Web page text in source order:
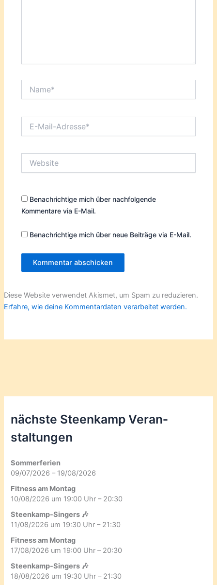
Mail-
Benachrichtige mich über nachfolgende
Kommentare via E-Mail.
Benachrichtige mich über neue Beiträge via E-Mail.
Diese Website verwendet Akismet, um Spam zu reduzieren.
Erfahre, wie deine Kommentardaten verarbeitet werden.
nächste Steenkamp Veran­
staltungen
Sommerferien
09/07/2026 – 19/08/2026
Fitness am Montag
10/08/2026 um 19:00 Uhr – 20:30
Steenkamp-Singers 🎶
11/08/2026 um 19:30 Uhr – 21:30
Fitness am Montag
17/08/2026 um 19:00 Uhr – 20:30
Steenkamp-Singers 🎶
18/08/2026 um 19:30 Uhr – 21:30